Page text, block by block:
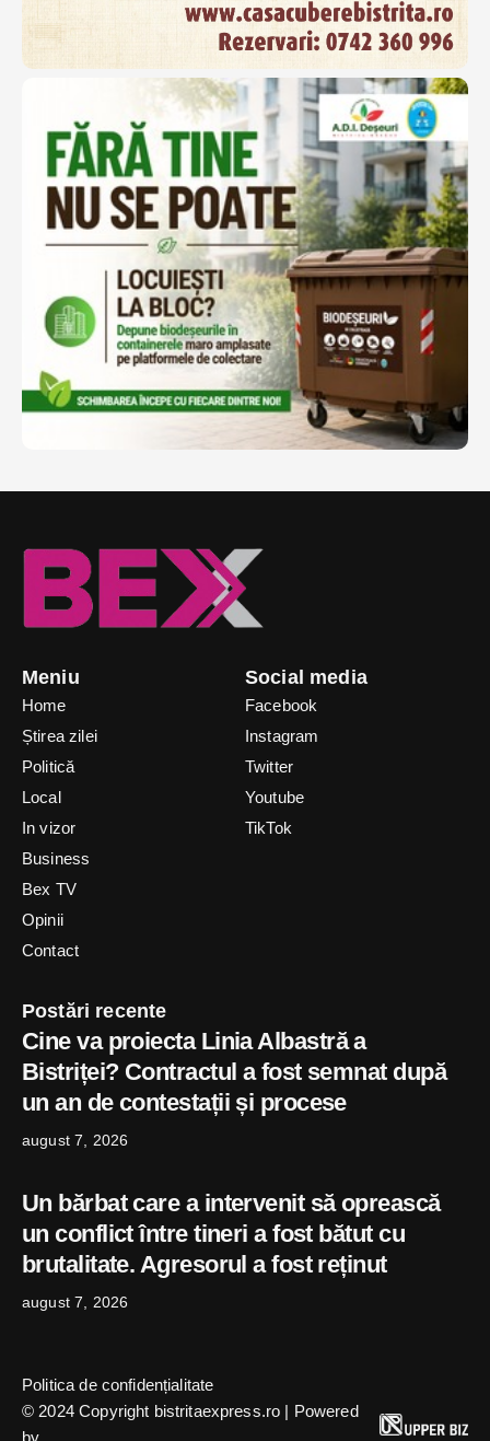
Meniu
Home
Știrea zilei
Politică
Local
In vizor
Business
Bex TV
Opinii
Contact
Social media
Facebook
Instagram
Twitter
Youtube
TikTok
Postări recente
Cine va proiecta Linia Albastră a
Bistriței? Contractul a fost semnat după
un an de contestații și procese
august 7, 2026
Un bărbat care a intervenit să oprească
un conflict între tineri a fost bătut cu
brutalitate. Agresorul a fost reținut
august 7, 2026
© 2024 Copyright bistritaexpress.ro | Powered
Politica de confidențialitate